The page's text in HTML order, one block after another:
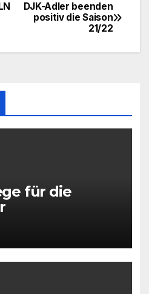
DJK-Adler beenden
positiv die Saison
21/22
für die